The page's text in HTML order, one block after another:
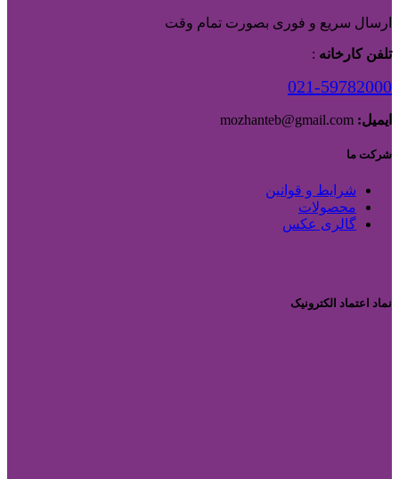
ارسال سریع و فوری بصورت تمام وقت
تلفن کارخانه :
021-59782000
ایمیل:
شرکت ما
شرایط و قوانین
محصولات
گالری عکس
نماد اعتماد الکترونیک